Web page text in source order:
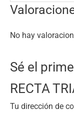
No hay
Sé el
RECTA
Tu dirección de